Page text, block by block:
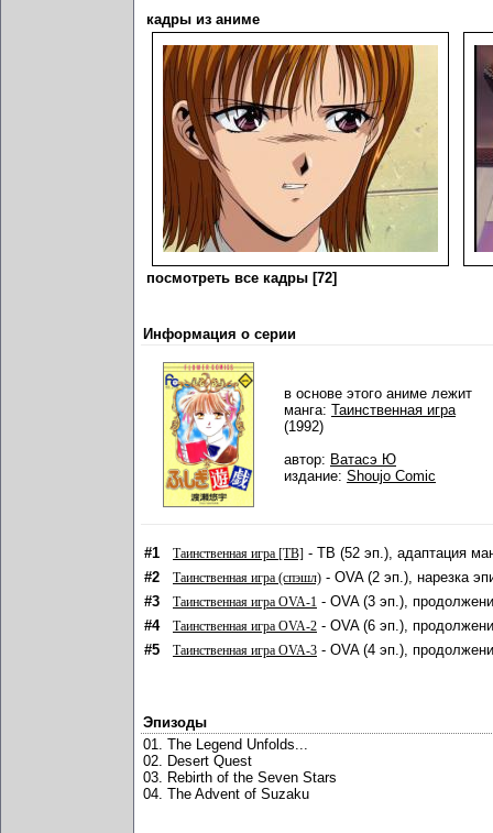
кадры из аниме
посмотреть все кадры [72]
Информация о серии
в основе этого аниме лежит
манга: Таинственная игра
(1992)
автор: Ватасэ Ю
издание: Shoujo Comic
#1 Таинственная игра [ТВ] - ТВ (52 эп.), адаптация
#2
Таинственная игра (спэшл) - OVA (2 эп.), нарезка
#3
Таинственная игра OVA-1 - OVA (3 эп.),
#4
Таинственная игра OVA-2 - OVA (6 эп.),
#5
Таинственная игра OVA-3 - OVA (4 эп.),
Эпизоды
01. The Legend Unfolds...
02. Desert Quest
03. Rebirth of the Seven Stars
04. The Advent of Suzaku